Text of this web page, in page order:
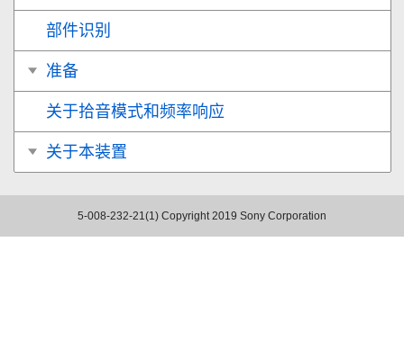
部件识别
准备
关于拾音模式和频率响应
关于本装置
5-008-232-21(1) Copyright 2019 Sony Corporation